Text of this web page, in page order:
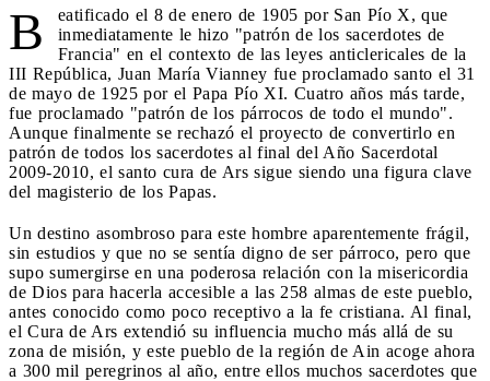
B
eatificado el 8 de enero de 1905 por San Pío X, que
inmediatamente le hizo "patrón de los sacerdotes de
Francia" en el contexto de las leyes anticlericales de la
III República, Juan María Vianney fue proclamado santo el 31
de mayo de 1925 por el Papa Pío XI. Cuatro años más tarde,
fue proclamado "patrón de los párrocos de todo el mundo".
Aunque finalmente se rechazó el proyecto de convertirlo en
patrón de todos los sacerdotes al final del Año Sacerdotal
2009-2010, el santo cura de Ars sigue siendo una figura clave
del magisterio de los Papas.
Un destino asombroso para este hombre aparentemente frágil,
sin estudios y que no se sentía digno de ser párroco, pero que
supo sumergirse en una poderosa relación con la misericordia
de Dios para hacerla accesible a las 258 almas de este pueblo,
antes conocido como poco receptivo a la fe cristiana. Al final,
el Cura de Ars extendió su influencia mucho más allá de su
zona de misión, y este pueblo de la región de Ain acoge ahora
a 300 mil peregrinos al año, entre ellos muchos sacerdotes que